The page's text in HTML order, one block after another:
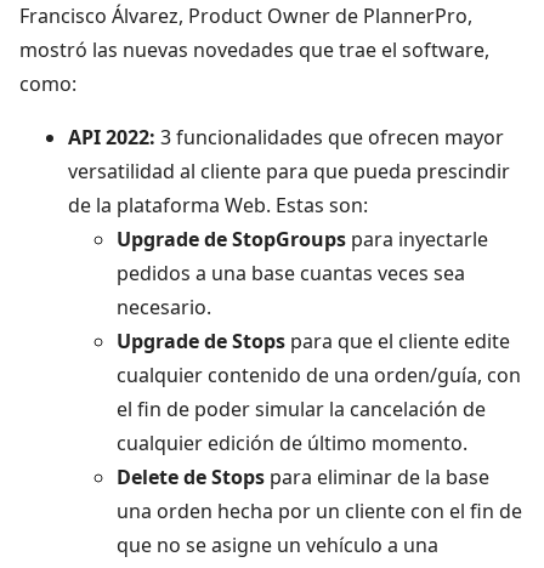
Francisco Álvarez, Product Owner de PlannerPro,
mostró las nuevas novedades que trae el software,
como:
API 2022: 3 funcionalidades que ofrecen mayor
versatilidad al cliente para que pueda prescindir
de la plataforma Web. Estas son:
Upgrade de StopGroups para inyectarle
pedidos a una base cuantas veces sea
necesario.
Upgrade de Stops para que el cliente edite
cualquier contenido de una orden/guía, con
el fin de poder simular la cancelación de
cualquier edición de último momento.
Delete de Stops para eliminar de la base
una orden hecha por un cliente con el fin de
que no se asigne un vehículo a una